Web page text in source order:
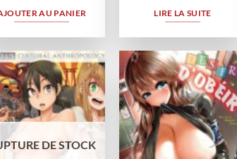
AU PANIER LIRE LA SUITE
Ajouter
à la
wishlist
DE STOCK
Ajouter
à la
wishlist